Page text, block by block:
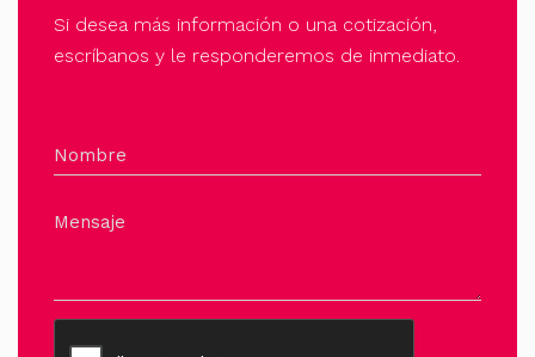
Si desea más información o una cotización,
escríbanos y le responderemos de inmediato.
Nombre
Mensaje